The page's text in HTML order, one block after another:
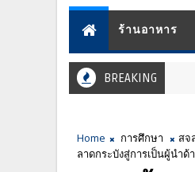
ร้านอาหาร
BREAKING
Home การศึกษา
สจ
ลาดกระบังสู่การเป็นผู้นำ